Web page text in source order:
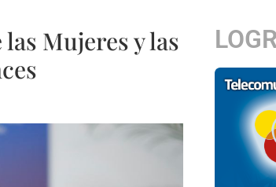
Mujeres y las